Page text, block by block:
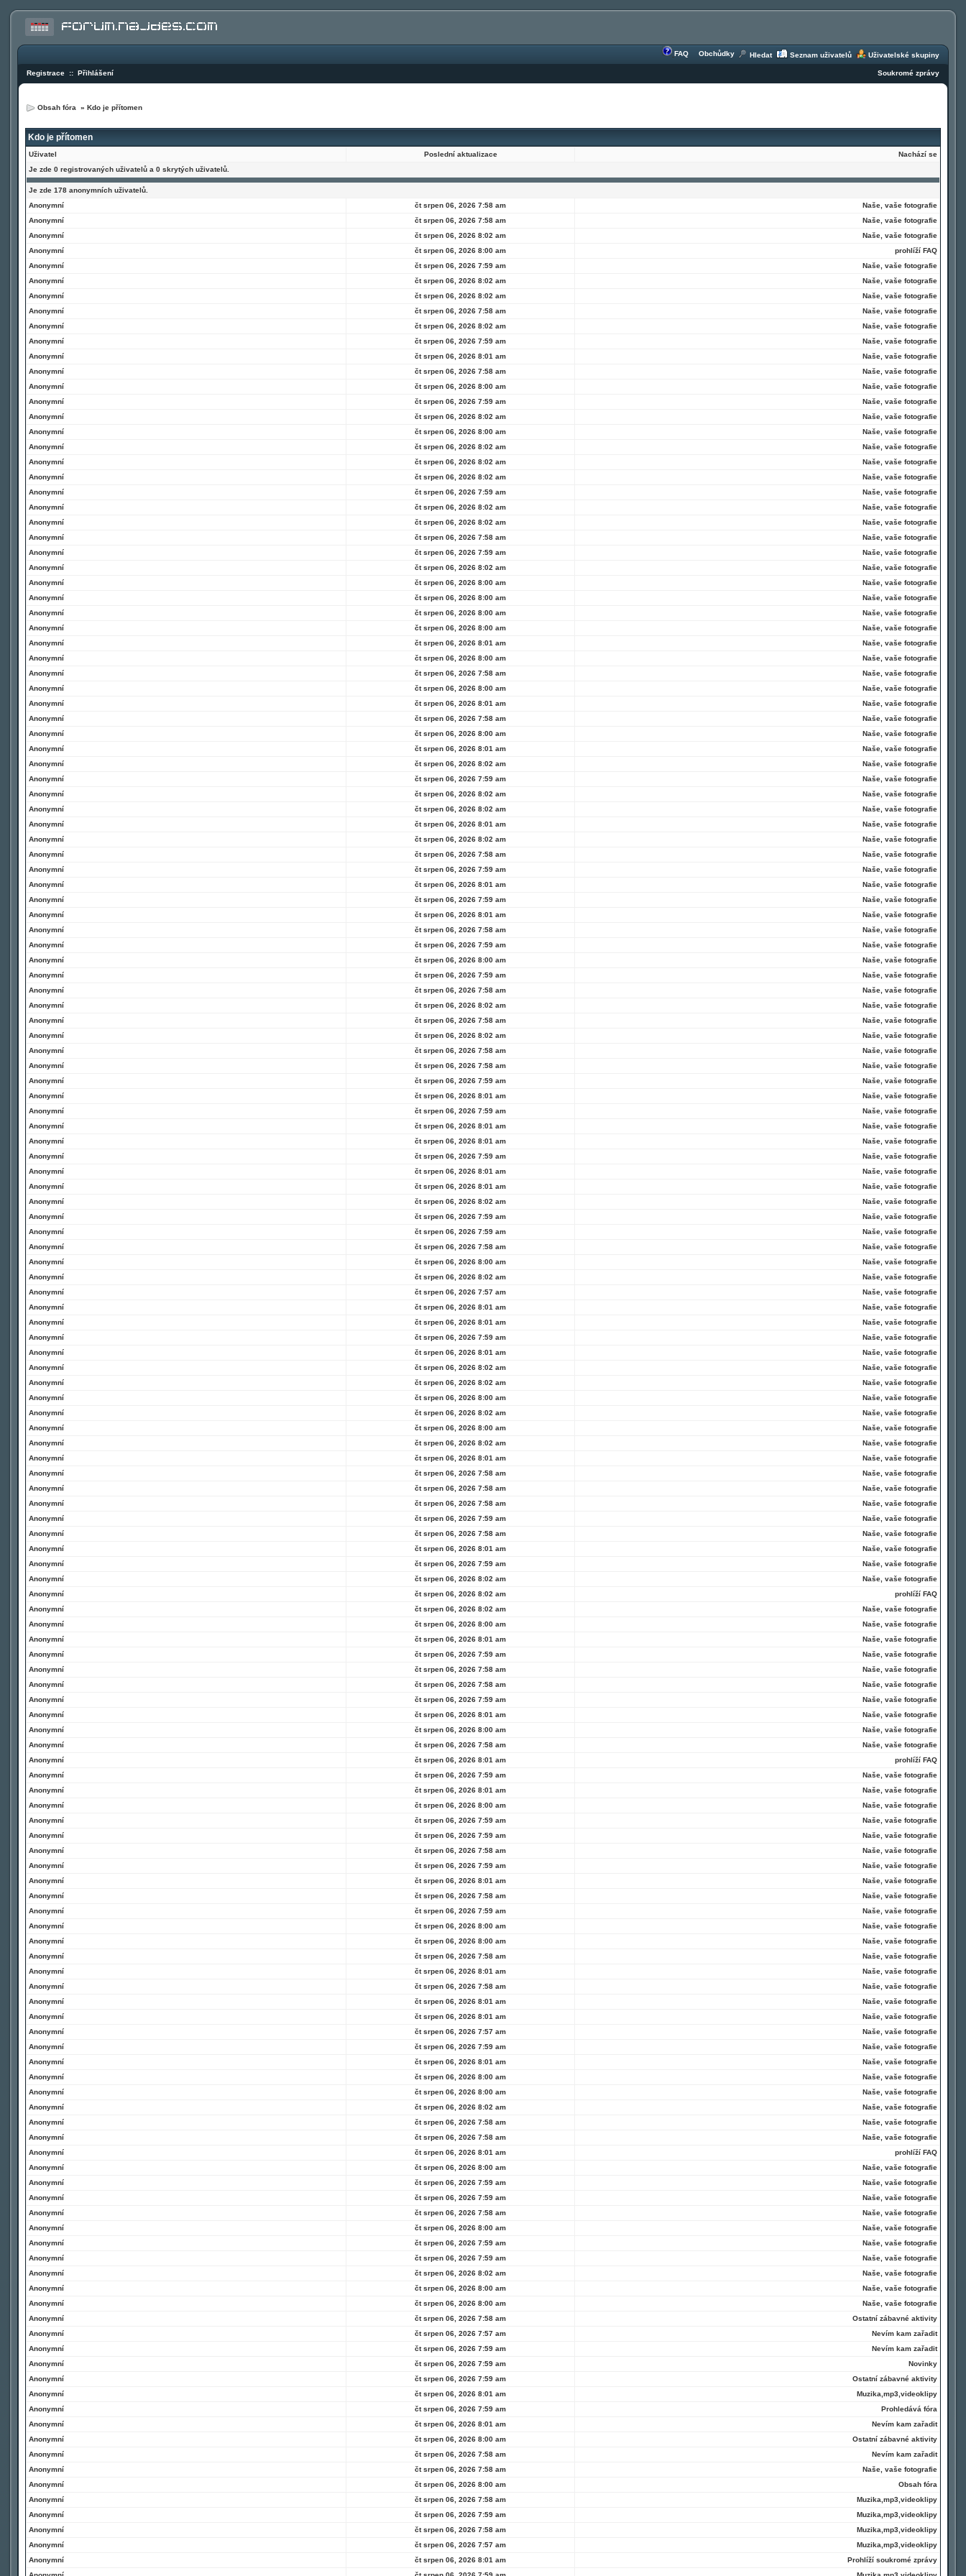
FAQ Obchůdky Hledat Seznam uživatelů Uživatelské skupiny
Registrace :: Přihlášení Soukromé zprávy
Obsah fóra » Kdo je přítomen
Kdo je přítomen
Uživatel Poslední aktualizace
Nachází se
Je zde 0 registrovaných uživatelů a 0 skrytých uživatelů.
Je zde 178 anonymních uživatelů.
Anonymní
čt srpen 06, 2026 7:58 am
Naše, vaše fotografie
Anonymní
čt srpen 06, 2026 7:58 am
Naše, vaše fotografie
Anonymní
čt srpen 06, 2026 8:02 am
Naše, vaše fotografie
Anonymní
čt srpen 06, 2026 8:00 am
prohlíží FAQ
Anonymní
čt srpen 06, 2026 7:59 am
Naše, vaše fotografie
Anonymní
čt srpen 06, 2026 8:02 am
Naše, vaše fotografie
Anonymní
čt srpen 06, 2026 8:02 am
Naše, vaše fotografie
Anonymní
čt srpen 06, 2026 7:58 am
Naše, vaše fotografie
Anonymní
čt srpen 06, 2026 8:02 am
Naše, vaše fotografie
Anonymní
čt srpen 06, 2026 7:59 am
Naše, vaše fotografie
Anonymní
čt srpen 06, 2026 8:01 am
Naše, vaše fotografie
Anonymní
čt srpen 06, 2026 7:58 am
Naše, vaše fotografie
Anonymní
čt srpen 06, 2026 8:00 am
Naše, vaše fotografie
Anonymní
čt srpen 06, 2026 7:59 am
Naše, vaše fotografie
Anonymní
čt srpen 06, 2026 8:02 am
Naše, vaše fotografie
Anonymní
čt srpen 06, 2026 8:00 am
Naše, vaše fotografie
Anonymní
čt srpen 06, 2026 8:02 am
Naše, vaše fotografie
Anonymní
čt srpen 06, 2026 8:02 am
Naše, vaše fotografie
Anonymní
čt srpen 06, 2026 8:02 am
Naše, vaše fotografie
Anonymní
čt srpen 06, 2026 7:59 am
Naše, vaše fotografie
Anonymní
čt srpen 06, 2026 8:02 am
Naše, vaše fotografie
Anonymní
čt srpen 06, 2026 8:02 am
Naše, vaše fotografie
Anonymní
čt srpen 06, 2026 7:58 am
Naše, vaše fotografie
Anonymní
čt srpen 06, 2026 7:59 am
Naše, vaše fotografie
Anonymní
čt srpen 06, 2026 8:02 am
Naše, vaše fotografie
Anonymní
čt srpen 06, 2026 8:00 am
Naše, vaše fotografie
Anonymní
čt srpen 06, 2026 8:00 am
Naše, vaše fotografie
Anonymní
čt srpen 06, 2026 8:00 am
Naše, vaše fotografie
Anonymní
čt srpen 06, 2026 8:00 am
Naše, vaše fotografie
Anonymní
čt srpen 06, 2026 8:01 am
Naše, vaše fotografie
Anonymní
čt srpen 06, 2026 8:00 am
Naše, vaše fotografie
Anonymní
čt srpen 06, 2026 7:58 am
Naše, vaše fotografie
Anonymní
čt srpen 06, 2026 8:00 am
Naše, vaše fotografie
Anonymní
čt srpen 06, 2026 8:01 am
Naše, vaše fotografie
Anonymní
čt srpen 06, 2026 7:58 am
Naše, vaše fotografie
Anonymní
čt srpen 06, 2026 8:00 am
Naše, vaše fotografie
Anonymní
čt srpen 06, 2026 8:01 am
Naše, vaše fotografie
Anonymní
čt srpen 06, 2026 8:02 am
Naše, vaše fotografie
Anonymní
čt srpen 06, 2026 7:59 am
Naše, vaše fotografie
Anonymní
čt srpen 06, 2026 8:02 am
Naše, vaše fotografie
Anonymní
čt srpen 06, 2026 8:02 am
Naše, vaše fotografie
Anonymní
čt srpen 06, 2026 8:01 am
Naše, vaše fotografie
Anonymní
čt srpen 06, 2026 8:02 am
Naše, vaše fotografie
Anonymní
čt srpen 06, 2026 7:58 am
Naše, vaše fotografie
Anonymní
čt srpen 06, 2026 7:59 am
Naše, vaše fotografie
Anonymní
čt srpen 06, 2026 8:01 am
Naše, vaše fotografie
Anonymní
čt srpen 06, 2026 7:59 am
Naše, vaše fotografie
Anonymní
čt srpen 06, 2026 8:01 am
Naše, vaše fotografie
Anonymní
čt srpen 06, 2026 7:58 am
Naše, vaše fotografie
Anonymní
čt srpen 06, 2026 7:59 am
Naše, vaše fotografie
Anonymní
čt srpen 06, 2026 8:00 am
Naše, vaše fotografie
Anonymní
čt srpen 06, 2026 7:59 am
Naše, vaše fotografie
Anonymní
čt srpen 06, 2026 7:58 am
Naše, vaše fotografie
Anonymní
čt srpen 06, 2026 8:02 am
Naše, vaše fotografie
Anonymní
čt srpen 06, 2026 7:58 am
Naše, vaše fotografie
Anonymní
čt srpen 06, 2026 8:02 am
Naše, vaše fotografie
Anonymní
čt srpen 06, 2026 7:58 am
Naše, vaše fotografie
Anonymní
čt srpen 06, 2026 7:58 am
Naše, vaše fotografie
Anonymní
čt srpen 06, 2026 7:59 am
Naše, vaše fotografie
Anonymní
čt srpen 06, 2026 8:01 am
Naše, vaše fotografie
Anonymní
čt srpen 06, 2026 7:59 am
Naše, vaše fotografie
Anonymní
čt srpen 06, 2026 8:01 am
Naše, vaše fotografie
Anonymní
čt srpen 06, 2026 8:01 am
Naše, vaše fotografie
Anonymní
čt srpen 06, 2026 7:59 am
Naše, vaše fotografie
Anonymní
čt srpen 06, 2026 8:01 am
Naše, vaše fotografie
Anonymní
čt srpen 06, 2026 8:01 am
Naše, vaše fotografie
Anonymní
čt srpen 06, 2026 8:02 am
Naše, vaše fotografie
Anonymní
čt srpen 06, 2026 7:59 am
Naše, vaše fotografie
Anonymní
čt srpen 06, 2026 7:59 am
Naše, vaše fotografie
Anonymní
čt srpen 06, 2026 7:58 am
Naše, vaše fotografie
Anonymní
čt srpen 06, 2026 8:00 am
Naše, vaše fotografie
Anonymní
čt srpen 06, 2026 8:02 am
Naše, vaše fotografie
Anonymní
čt srpen 06, 2026 7:57 am
Naše, vaše fotografie
Anonymní
čt srpen 06, 2026 8:01 am
Naše, vaše fotografie
Anonymní
čt srpen 06, 2026 8:01 am
Naše, vaše fotografie
Anonymní
čt srpen 06, 2026 7:59 am
Naše, vaše fotografie
Anonymní
čt srpen 06, 2026 8:01 am
Naše, vaše fotografie
Anonymní
čt srpen 06, 2026 8:02 am
Naše, vaše fotografie
Anonymní
čt srpen 06, 2026 8:02 am
Naše, vaše fotografie
Anonymní
čt srpen 06, 2026 8:00 am
Naše, vaše fotografie
Anonymní
čt srpen 06, 2026 8:02 am
Naše, vaše fotografie
Anonymní
čt srpen 06, 2026 8:00 am
Naše, vaše fotografie
Anonymní
čt srpen 06, 2026 8:02 am
Naše, vaše fotografie
Anonymní
čt srpen 06, 2026 8:01 am
Naše, vaše fotografie
Anonymní
čt srpen 06, 2026 7:58 am
Naše, vaše fotografie
Anonymní
čt srpen 06, 2026 7:58 am
Naše, vaše fotografie
Anonymní
čt srpen 06, 2026 7:58 am
Naše, vaše fotografie
Anonymní
čt srpen 06, 2026 7:59 am
Naše, vaše fotografie
Anonymní
čt srpen 06, 2026 7:58 am
Naše, vaše fotografie
Anonymní
čt srpen 06, 2026 8:01 am
Naše, vaše fotografie
Anonymní
čt srpen 06, 2026 7:59 am
Naše, vaše fotografie
Anonymní
čt srpen 06, 2026 8:02 am
Naše, vaše fotografie
Anonymní
čt srpen 06, 2026 8:02 am
prohlíží FAQ
Anonymní
čt srpen 06, 2026 8:02 am
Naše, vaše fotografie
Anonymní
čt srpen 06, 2026 8:00 am
Naše, vaše fotografie
Anonymní
čt srpen 06, 2026 8:01 am
Naše, vaše fotografie
Anonymní
čt srpen 06, 2026 7:59 am
Naše, vaše fotografie
Anonymní
čt srpen 06, 2026 7:58 am
Naše, vaše fotografie
Anonymní
čt srpen 06, 2026 7:58 am
Naše, vaše fotografie
Anonymní
čt srpen 06, 2026 7:59 am
Naše, vaše fotografie
Anonymní
čt srpen 06, 2026 8:01 am
Naše, vaše fotografie
Anonymní
čt srpen 06, 2026 8:00 am
Naše, vaše fotografie
Anonymní
čt srpen 06, 2026 7:58 am
Naše, vaše fotografie
Anonymní
čt srpen 06, 2026 8:01 am
prohlíží FAQ
Anonymní
čt srpen 06, 2026 7:59 am
Naše, vaše fotografie
Anonymní
čt srpen 06, 2026 8:01 am
Naše, vaše fotografie
Anonymní
čt srpen 06, 2026 8:00 am
Naše, vaše fotografie
Anonymní
čt srpen 06, 2026 7:59 am
Naše, vaše fotografie
Anonymní
čt srpen 06, 2026 7:59 am
Naše, vaše fotografie
Anonymní
čt srpen 06, 2026 7:58 am
Naše, vaše fotografie
Anonymní
čt srpen 06, 2026 7:59 am
Naše, vaše fotografie
Anonymní
čt srpen 06, 2026 8:01 am
Naše, vaše fotografie
Anonymní
čt srpen 06, 2026 7:58 am
Naše, vaše fotografie
Anonymní
čt srpen 06, 2026 7:59 am
Naše, vaše fotografie
Anonymní
čt srpen 06, 2026 8:00 am
Naše, vaše fotografie
Anonymní
čt srpen 06, 2026 8:00 am
Naše, vaše fotografie
Anonymní
čt srpen 06, 2026 7:58 am
Naše, vaše fotografie
Anonymní
čt srpen 06, 2026 8:01 am
Naše, vaše fotografie
Anonymní
čt srpen 06, 2026 7:58 am
Naše, vaše fotografie
Anonymní
čt srpen 06, 2026 8:01 am
Naše, vaše fotografie
Anonymní
čt srpen 06, 2026 8:01 am
Naše, vaše fotografie
Anonymní
čt srpen 06, 2026 7:57 am
Naše, vaše fotografie
Anonymní
čt srpen 06, 2026 7:59 am
Naše, vaše fotografie
Anonymní
čt srpen 06, 2026 8:01 am
Naše, vaše fotografie
Anonymní
čt srpen 06, 2026 8:00 am
Naše, vaše fotografie
Anonymní
čt srpen 06, 2026 8:00 am
Naše, vaše fotografie
Anonymní
čt srpen 06, 2026 8:02 am
Naše, vaše fotografie
Anonymní
čt srpen 06, 2026 7:58 am
Naše, vaše fotografie
Anonymní
čt srpen 06, 2026 7:58 am
Naše, vaše fotografie
Anonymní
čt srpen 06, 2026 8:01 am
prohlíží FAQ
Anonymní
čt srpen 06, 2026 8:00 am
Naše, vaše fotografie
Anonymní
čt srpen 06, 2026 7:59 am
Naše, vaše fotografie
Anonymní
čt srpen 06, 2026 7:59 am
Naše, vaše fotografie
Anonymní
čt srpen 06, 2026 7:58 am
Naše, vaše fotografie
Anonymní
čt srpen 06, 2026 8:00 am
Naše, vaše fotografie
Anonymní
čt srpen 06, 2026 7:59 am
Naše, vaše fotografie
Anonymní
čt srpen 06, 2026 7:59 am
Naše, vaše fotografie
Anonymní
čt srpen 06, 2026 8:02 am
Naše, vaše fotografie
Anonymní
čt srpen 06, 2026 8:00 am
Naše, vaše fotografie
Anonymní
čt srpen 06, 2026 8:00 am
Naše, vaše fotografie
Anonymní
čt srpen 06, 2026 7:58 am
Ostatní zábavné aktivity
Anonymní
čt srpen 06, 2026 7:57 am
Nevím kam zařadit
Anonymní
čt srpen 06, 2026 7:59 am
Nevím kam zařadit
Anonymní
čt srpen 06, 2026 7:59 am
Novinky
Anonymní
čt srpen 06, 2026 7:59 am
Ostatní zábavné aktivity
Anonymní
čt srpen 06, 2026 8:01 am
Muzika,mp3,videoklipy
Anonymní
čt srpen 06, 2026 7:59 am
Prohledává fóra
Anonymní
čt srpen 06, 2026 8:01 am
Nevím kam zařadit
Anonymní
čt srpen 06, 2026 8:00 am
Ostatní zábavné aktivity
Anonymní
čt srpen 06, 2026 7:58 am
Nevím kam zařadit
Anonymní
čt srpen 06, 2026 7:58 am
Naše, vaše fotografie
Anonymní
čt srpen 06, 2026 8:00 am
Obsah fóra
Anonymní
čt srpen 06, 2026 7:58 am
Muzika,mp3,videoklipy
Anonymní
čt srpen 06, 2026 7:59 am
Muzika,mp3,videoklipy
Anonymní
čt srpen 06, 2026 7:58 am
Muzika,mp3,videoklipy
Anonymní
čt srpen 06, 2026 7:57 am
Muzika,mp3,videoklipy
Anonymní
čt srpen 06, 2026 8:01 am
Prohlíží soukromé zprávy